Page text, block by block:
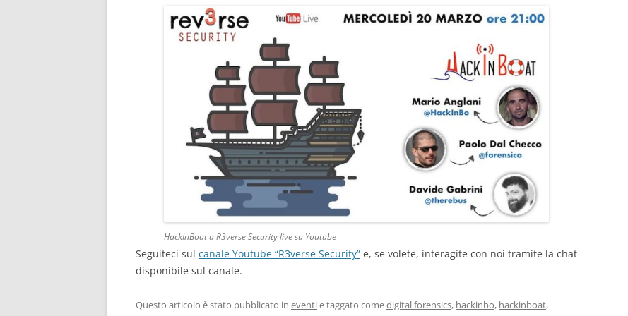
HackInBoat a R3verse Security live su Youtube
Seguiteci sul canale Youtube “R3verse Security” e, se volete, interagite con noi tramite la chat
disponibile sul canale.
Questo articolo è stato pubblicato in eventie taggato comedigital forensics, hackinbo, hackinboat,